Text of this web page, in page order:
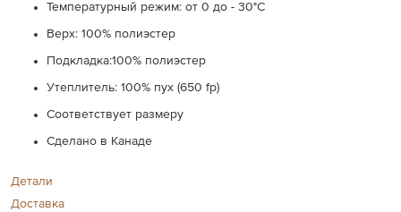
Температурный режим: от 0 до - 30°C
Верх: 100% полиэстер
Подкладка:100% полиэстер
Утеплитель: 100% пух (650 fp)
Соответствует размеру
Сделано в Канаде
Детали
Доставка